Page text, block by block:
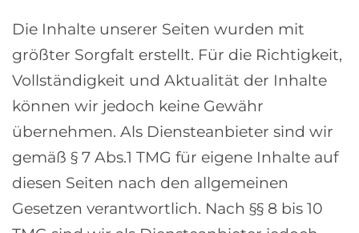
Die Inhalte unserer Seiten wurden mit
größter Sorgfalt erstellt. Für die Richtigkeit,
Vollständigkeit und Aktualität der Inhalte
können wir jedoch keine Gewähr
übernehmen. Als Diensteanbieter sind wir
gemäß § 7 Abs.1 TMG für eigene Inhalte auf
diesen Seiten nach den allgemeinen
Gesetzen verantwortlich. Nach §§ 8 bis 10